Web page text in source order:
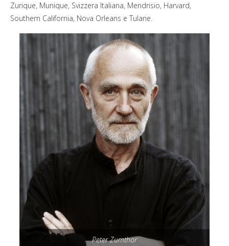
Zurique, Munique, Svizzera Italiana, Mendrisio, Harvard,
Southern California, Nova Orleans e Tulane.
Peter Zumthor